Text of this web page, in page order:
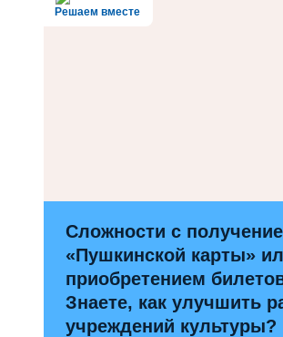
Решаем вместе
Сложности с
«Пушкинской карты»
приобретением
Знаете, как улучшить
учреждений культуры?